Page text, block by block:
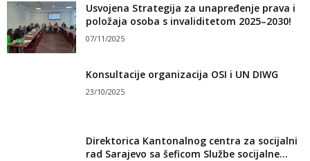
Usvojena Strategija za unapređenje prava i
položaja osoba s invaliditetom 2025–2030!
07/11/2025
Konsultacije organizacija OSI i UN DIWG
23/10/2025
Direktorica Kantonalnog centra za socijalni
rad Sarajevo sa šeficom Službe socijalne...